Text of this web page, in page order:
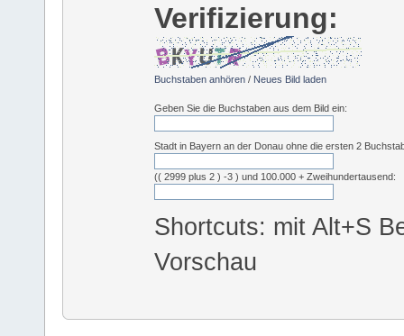
Verifizierung:
Buchstaben anhören / Neues Bild laden
Geben Sie die Buchstaben aus dem Bild ein:
Stadt in Bayern an der Donau ohne die ersten 2
(( 2999 plus 2 ) -3 ) und 100.000 + Zweihundertausend:
Shortcuts: mit Alt+S
Vorschau